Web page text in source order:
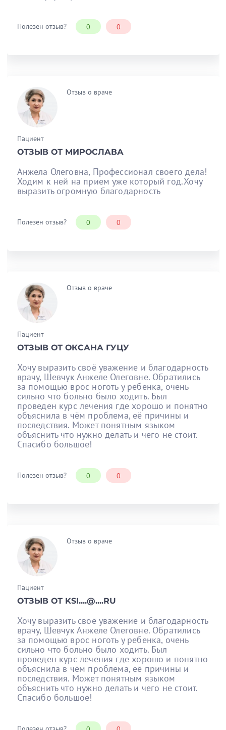
Полезен отзыв? 0 0
Отзыв о враче
Пациент
ОТЗЫВ ОТ МИРОСЛАВА
Анжела Олеговна, Профессионал своего дела!
Ходим к ней на прием уже который год.Хочу
выразить огромную благодарность
Полезен отзыв? 0 0
Отзыв о враче
Пациент
ОТЗЫВ ОТ ОКСАНА ГУЦУ
Хочу выразить своё уважение и благодарность
врачу, Шевчук Анжеле Олеговне. Обратились
за помощью врос ноготь у ребенка, очень
сильно что больно было ходить. Был
проведен курс лечения где хорошо и понятно
объяснила в чём проблема, её причины и
последствия. Может понятным языком
объяснить что нужно делать и чего не стоит.
Спасибо большое!
Полезен отзыв? 0 0
Отзыв о враче
Пациент
ОТЗЫВ ОТ KSI....@....RU
Хочу выразить своё уважение и благодарность
врачу, Шевчук Анжеле Олеговне. Обратились
за помощью врос ноготь у ребенка, очень
сильно что больно было ходить. Был
проведен курс лечения где хорошо и понятно
объяснила в чём проблема, её причины и
последствия. Может понятным языком
объяснить что нужно делать и чего не стоит.
Спасибо большое!